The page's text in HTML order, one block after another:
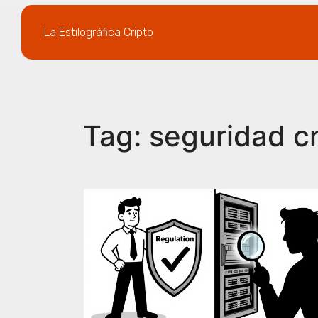
La Estilográfica Cripto
Tag: seguridad